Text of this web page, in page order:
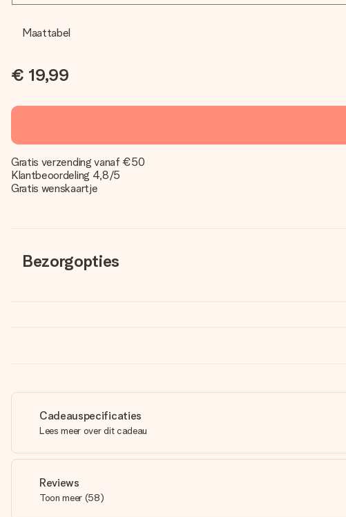
Maattabel
€ 19,99
Gratis verzending vanaf €50
Klantbeoordeling 4,8/5
Gratis wenskaartje
Bezorgopties
Cadeauspecificaties
Lees meer over dit cadeau
Reviews
Toon meer (58)